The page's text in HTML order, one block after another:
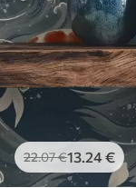
22.07€13.24€